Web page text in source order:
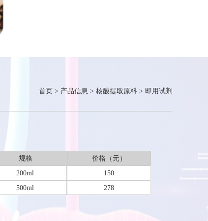
首页 > 产品信息 > 核酸提取原料 > 即用试剂
规格
价格（元）
200ml
150
500ml 278